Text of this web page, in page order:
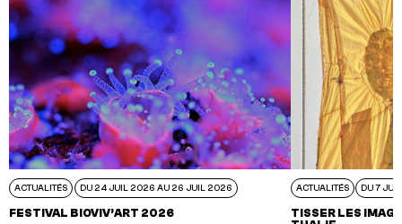
ACTUALITÉS DU 24 JUIL 2026 AU 26 JUIL 2026
FESTIVAL BIOVIV’ART 2026
ACTUALITÉS DU 7
TISSER LES